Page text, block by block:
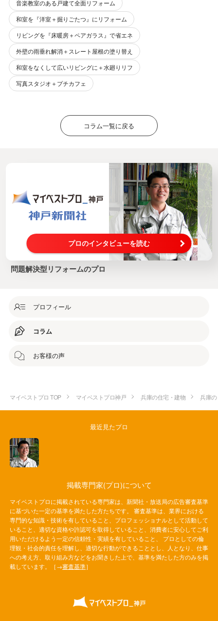
音楽教室のある戸建て全面リフォーム
和室を『洋室＋掘りごたつ』にリフォーム
リビングを『床暖房＋ペアガラス』で省エネ
外壁の雨垂れ解消＋スレート屋根の塗り替え
和室をなくして広いリビングに＋水廻りリフ
写真スタジオ＋プチカフェ
コラム一覧に戻る
プロのインタビューを読む
問題解決型リフォームのプロ
プロフィール
コラム
お客様の声
マイベストプロ TOP マイベストプロ神戸 兵庫の住宅・建物 兵庫
最近見たプロ
掲載専門家(プロ)について
マイベストプロに掲載されている専門家は、新聞社・放送局の広告審査基準
に基づいた一定の基準を満たした方たちです。 審査基準は、業界における
専門的な知識・技術を有していること、プロフェッショナルとして活動して
いること、適切な資格や許認可を取得していること、消費者に安心してご利
用いただけるよう一定の信頼性・実績を有していること、 プロとしての倫
理観・社会的責任を理解し、適切な行動ができることとし、人となり、仕事
への考え方、取り組み方などをお聞きした上で、基準を満たした方のみを掲
載しています。［→審査基準］